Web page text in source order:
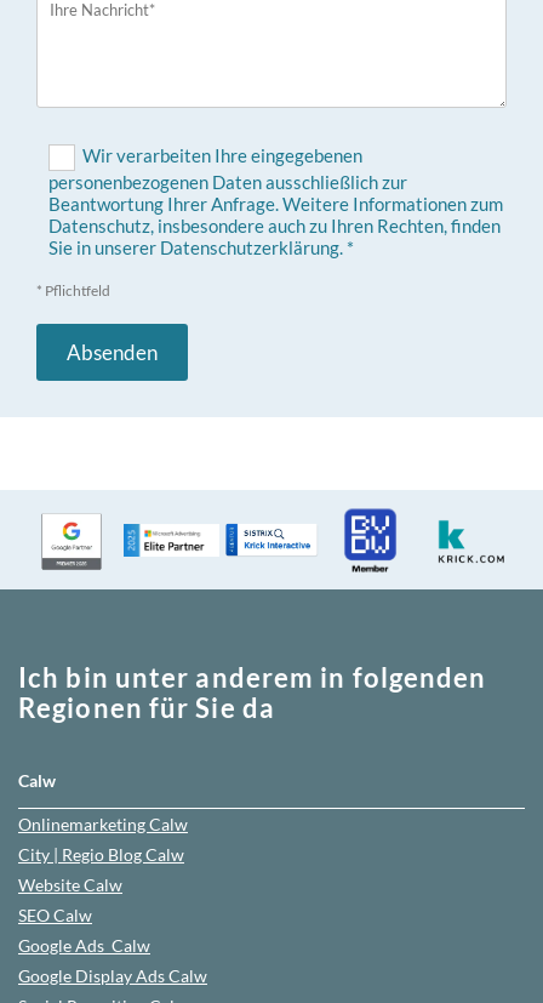
Wir verarbeiten Ihre eingegebenen
personenbezogenen Daten ausschließlich zur
Beantwortung Ihrer Anfrage. Weitere Informationen zum
Datenschutz, insbesondere auch zu Ihren Rechten, finden
Sie in unserer Datenschutzerklärung. *
* Pflichtfeld
Ich bin unter anderem in folgenden
Regionen für Sie da
Calw
OnlinemarketingCalw
City | Regio BlogCalw
WebsiteCalw
SEOCalw
Google Ads Calw
Google Display Ads Calw